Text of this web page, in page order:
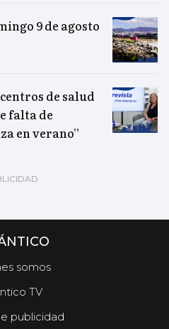
9 de agosto
de salud
falta de
en verano”
somos
TV
publicidad